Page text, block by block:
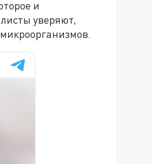
и
уверяют,